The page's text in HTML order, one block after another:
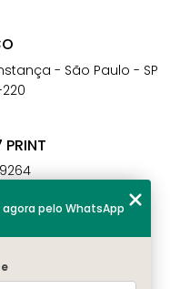
- São Paulo - SP
agora pelo WhatsApp